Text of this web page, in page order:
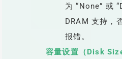
为 “None” 或
DRAM 支持，
报错。
容量设置（Disk Size